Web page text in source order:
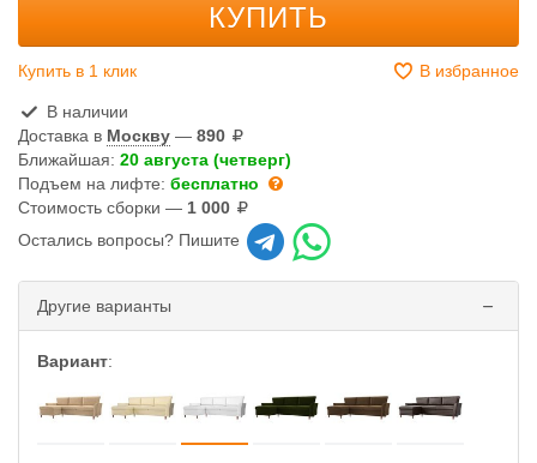
КУПИТЬ
Купить в 1 клик В избранное
В наличии
Доставка в Москву — 890
Ближайшая: 20 августа (четверг)
Подъем на лифте: бесплатно
Стоимость сборки — 1 000
Остались вопросы? Пишите
Другие варианты
Вариант: